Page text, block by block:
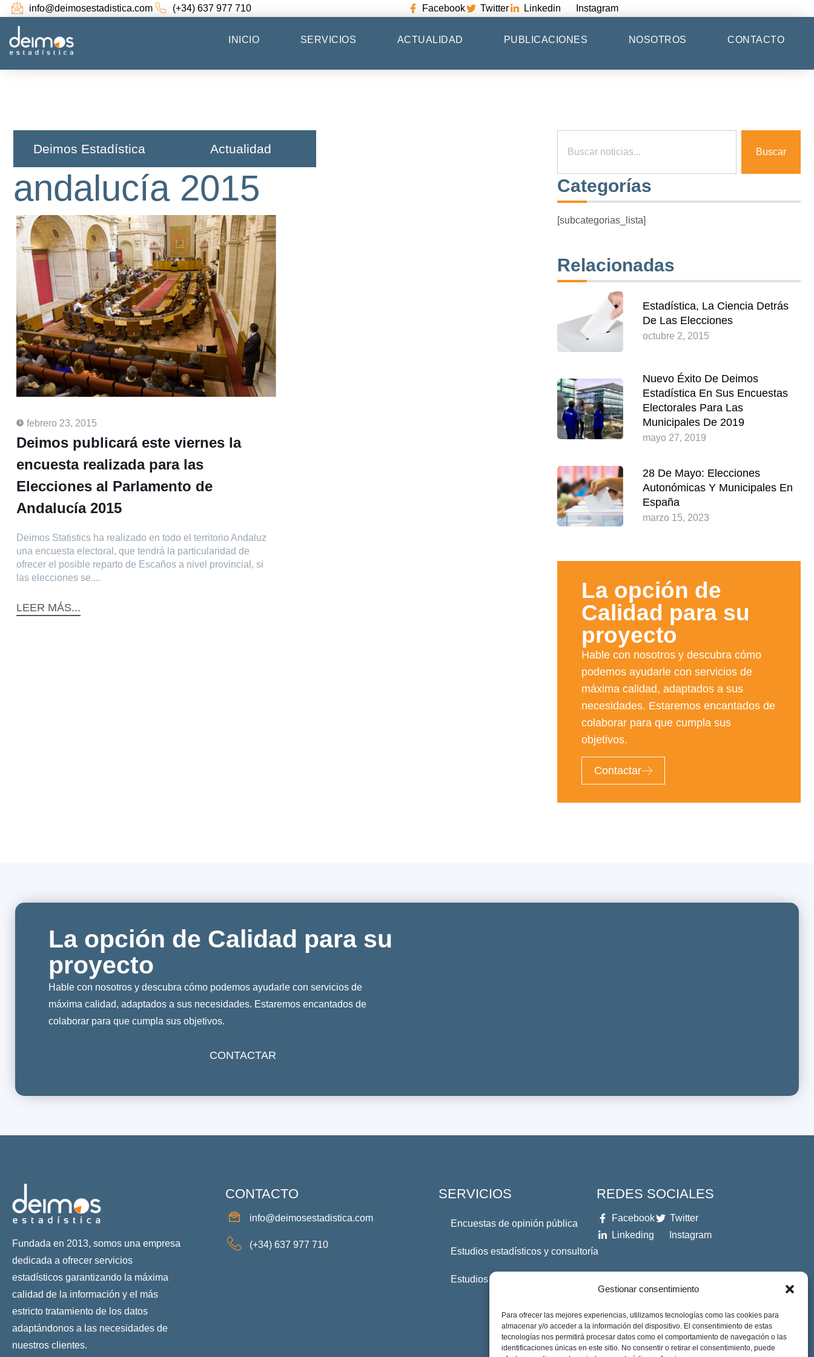
Gestionar consentimiento
Para ofrecer las mejores experiencias, utilizamos tecnologías como las cookies para
almacenar y/o acceder a la información del dispositivo. El consentimiento de estas
tecnologías nos permitirá procesar datos como el comportamiento de navegación o las
identificaciones únicas en este sitio. No consentir o retirar el consentimiento, puede
info@deimosestadistica.com (+34) 637 977 710 Facebook Twitter Linkedin Instagram
INICIO SERVICIOS ACTUALIDAD PUBLICACIONES NOSOTROS CONTACTO
Buscar
Categorías
[subcategorias_lista]
Relacionadas
Estadística, La Ciencia Detrás
De Las Elecciones
octubre 2, 2015
Nuevo Éxito De Deimos
Estadística En Sus Encuestas
Electorales Para Las
Municipales De 2019
mayo 27, 2019
28 De Mayo: Elecciones
Autonómicas Y Municipales En
España
marzo 15, 2023
La opción de
Calidad para su
proyecto​
Hable con nosotros y descubra cómo
podemos ayudarle con servicios de
máxima calidad, adaptados a sus
necesidades. Estaremos encantados de
colaborar para que cumpla sus
objetivos.
Contactar
Deimos Estadística​ Actualidad
andalucía 2015
febrero 23, 2015
Deimos publicará este viernes la
encuesta realizada para las
Elecciones al Parlamento de
Andalucía 2015
Deimos Statistics ha realizado en todo el territorio Andaluz
una encuesta electoral, que tendrá la particularidad de
ofrecer el posible reparto de Escaños a nivel provincial, si
las elecciones se....
LEER MÁS...
La opción de Calidad para su
proyecto
Hable con nosotros y descubra cómo podemos ayudarle con servicios de
máxima calidad, adaptados a sus necesidades. Estaremos encantados de
colaborar para que cumpla sus objetivos.
CONTACTAR
Fundada en 2013, somos una empresa
dedicada a ofrecer servicios
estadísticos garantizando la máxima
calidad de la información y el más
estricto tratamiento de los datos
adaptándonos a las necesidades de
nuestros clientes.
CONTACTO
info@deimosestadistica.com
(+34) 637 977 710
SERVICIOS
Encuestas de opinión pública
Estudios estadísticos y consultoría
Estudios Profesionales
REDES SOCIALES
Facebook
Twitter
Linkeding
Instagram